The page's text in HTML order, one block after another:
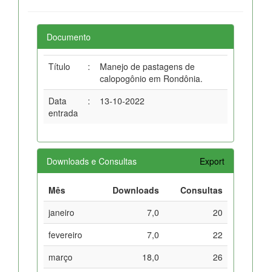
Documento
Título :
Manejo de pastagens de
calopogônio em Rondônia.
Data
entrada
: 13-10-2022
Downloads e Consultas Export
Mês Downloads
Consultas
janeiro
7,0
20
fevereiro
7,0
22
março
18,0
26